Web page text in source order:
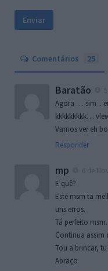
Comentários 25
Baratão
Agora … sim ..
kkkkkkkkk…
Vamos ver eh
Responder
mp
E quê?
Este msm ta
uns erros.
Tá perfeito msm.
Continua assim
Tou a brincar,
Abraço